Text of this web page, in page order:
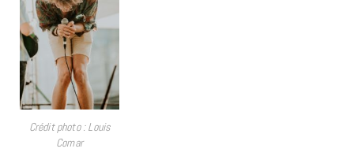
Crédit photo : Louis
Comar